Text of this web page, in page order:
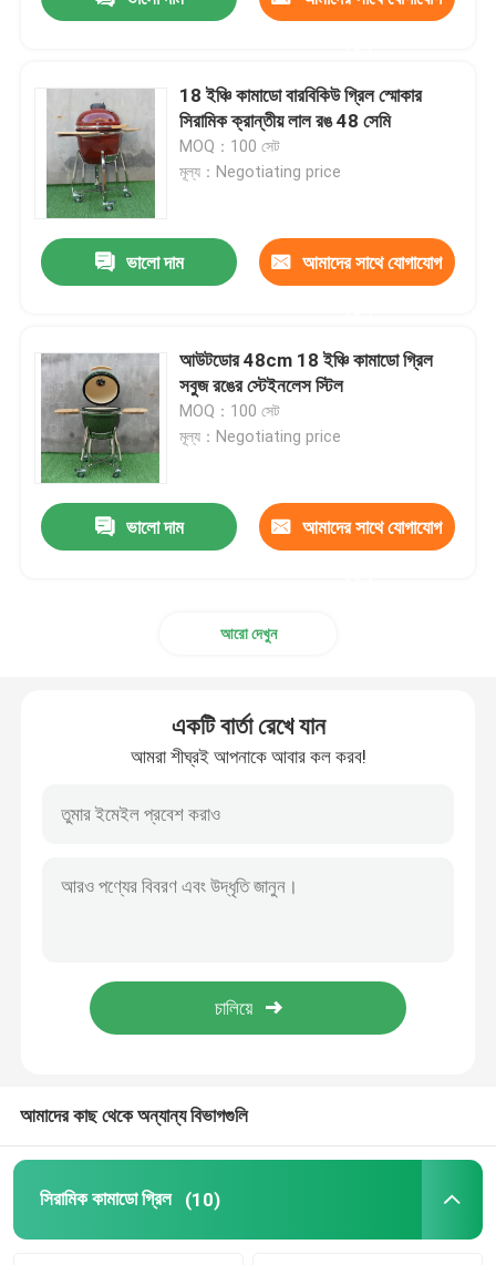
বাড়ি
পণ্য
18 ইঞ্চি কামাডো বারবিকিউ গ্রিল স্মোকার
সিরামিক ক্রান্তীয় লাল রঙ 48 সেমি
MOQ：100 সেট
মূল্য：Negotiating price
ভালো দাম আমাদের সাথে যোগাযোগ
আউটডোর 48cm 18 ইঞ্চি কামাডো গ্রিল
সবুজ রঙের স্টেইনলেস স্টিল
MOQ：100 সেট
মূল্য：Negotiating price
ভালো দাম আমাদের সাথে যোগাযোগ
আরো দেখুন
একটি বার্তা রেখে যান
আমরা শীঘ্রই আপনাকে আবার কল করব!
আমাদের কাছ থেকে অন্যান্য বিভাগগুলি
সিরামিক কামাডো গ্রিল (10)